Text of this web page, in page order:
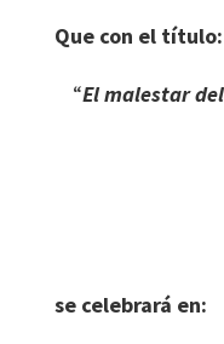
Que con el título:
“El malestar
se celebrará en: